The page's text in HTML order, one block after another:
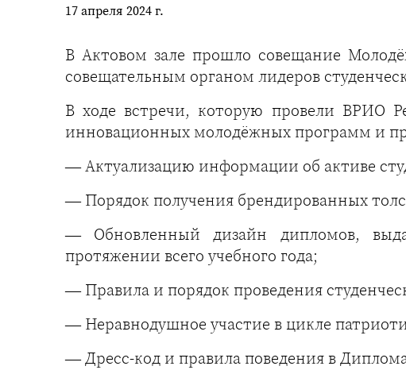
17 апреля 2024 г.
В Актовом зале прошло совещание
совещательным органом лидеров
В ходе встречи, которую провели ВРИО
инновационных молодёжных программ и
— Актуализацию информации об активе
— Порядок получения брендированных
— Обновленный дизайн дипломов,
протяжении всего учебного года;
— Правила и порядок проведения
— Неравнодушное участие в цикле
— Дресс-код и правила поведения в